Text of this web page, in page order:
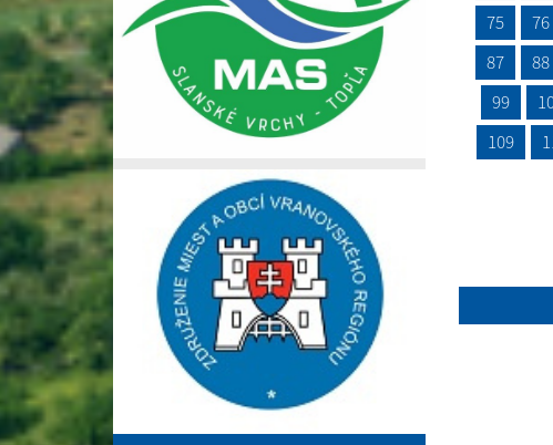
75
76
87
88
99
109